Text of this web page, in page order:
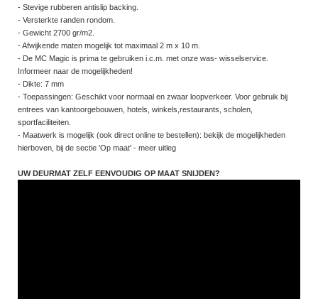
- Stevige rubberen antislip backing.
- Versterkte randen rondom.
- Gewicht 2700 gr/m2.
- Afwijkende maten mogelijk tot maximaal 2 m x 10 m.
- De MC Magic is prima te gebruiken i.c.m. met onze was- wisselservice.
Informeer naar de mogelijkheden!
- Dikte: 7 mm
- Toepassingen: Geschikt voor normaal en zwaar loopverkeer. Voor gebruik bij
entrees van kantoorgebouwen, hotels, winkels,restaurants, scholen,
sportfaciliteiten.
- Maatwerk is mogelijk (ook direct online te bestellen): bekijk de mogelijkheden
hierboven, bij de sectie 'Op maat' - meer uitleg
UW DEURMAT ZELF EENVOUDIG OP MAAT SNIJDEN?